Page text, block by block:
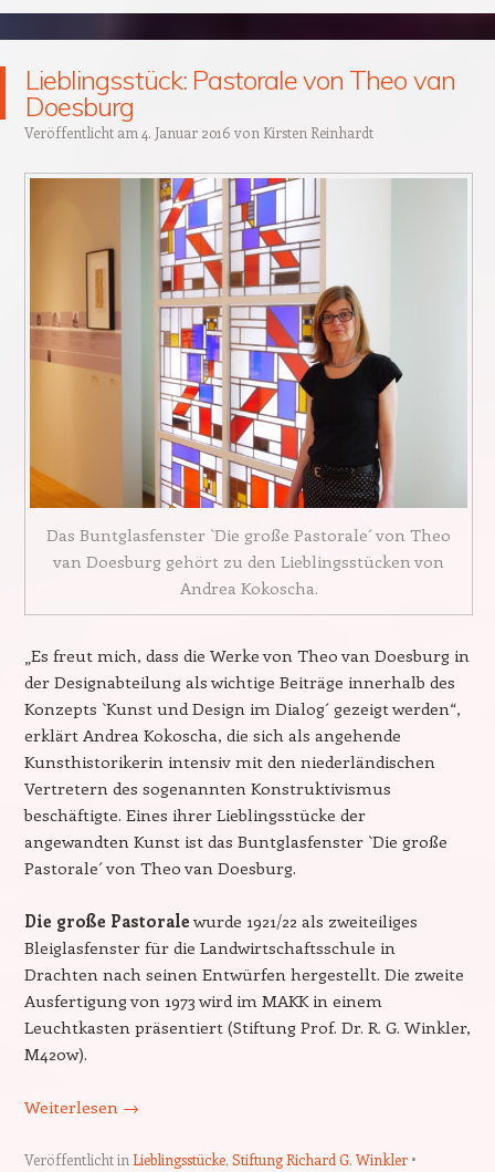
Lieblingsstück: Pastorale von Theo van
Doesburg
Veröffentlicht am 4. Januar 2016 von Kirsten Reinhardt
Das Buntglasfenster `Die große Pastorale´ von Theo
van Doesburg gehört zu den Lieblingsstücken von
Andrea Kokoscha.
„Es freut mich, dass die Werke von Theo van Doesburg in
der Designabteilung als wichtige Beiträge innerhalb des
Konzepts `Kunst und Design im Dialog´ gezeigt werden“,
erklärt Andrea Kokoscha, die sich als angehende
Kunsthistorikerin intensiv mit den niederländischen
Vertretern des sogenannten Konstruktivismus
beschäftigte. Eines ihrer Lieblingsstücke der
angewandten Kunst ist das Buntglasfenster `Die große
Pastorale´ von Theo van Doesburg.
Die große Pastoralewurde 1921/22 als zweiteiliges
Bleiglasfenster für die Landwirtschaftsschule in
Drachten nach seinen Entwürfen hergestellt. Die zweite
Ausfertigung von 1973 wird im MAKK in einem
Leuchtkasten präsentiert (Stiftung Prof. Dr. R. G. Winkler,
M420w).
Weiterlesen →
Veröffentlicht in Lieblingsstücke, Stiftung Richard G. Winkler